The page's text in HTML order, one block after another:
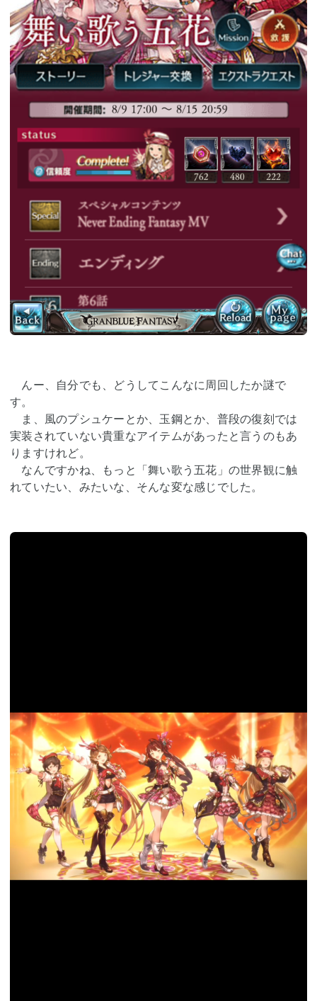
んー、自分でも、どうしてこんなに周回したか謎で
す。
ま、風のプシュケーとか、玉鋼とか、普段の復刻では
実装されていない貴重なアイテムがあったと言うのもあ
りますけれど。
なんですかね、もっと「舞い歌う五花」の世界観に触
れていたい、みたいな、そんな変な感じでした。